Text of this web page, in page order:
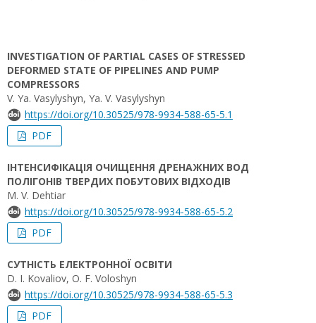
INVESTIGATION OF PARTIAL CASES OF STRESSED
DEFORMED STATE OF PIPELINES AND PUMP
COMPRESSORS
V. Ya. Vasylyshyn, Ya. V. Vasylyshyn
https://doi.org/10.30525/978-9934-588-65-5.1
PDF
ІНТЕНСИФІКАЦІЯ ОЧИЩЕННЯ ДРЕНАЖНИХ ВОД
ПОЛІГОНІВ ТВЕРДИХ ПОБУТОВИХ ВІДХОДІВ
M. V. Dehtiar
https://doi.org/10.30525/978-9934-588-65-5.2
PDF
СУТНІСТЬ ЕЛЕКТРОННОЇ ОСВІТИ
D. I. Kovaliov, O. F. Voloshyn
https://doi.org/10.30525/978-9934-588-65-5.3
PDF